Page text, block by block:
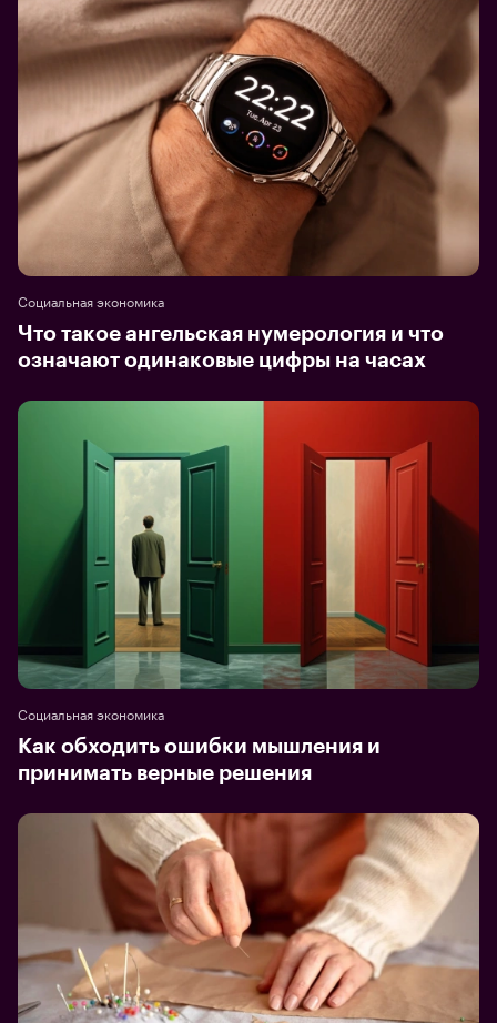
Социальная экономика
Что такое ангельская нумерология и что
означают одинаковые цифры на часах
Социальная экономика
Как обходить ошибки мышления и
принимать верные решения